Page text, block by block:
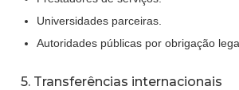
Universidades parceiras.
Autoridades públicas por obrigação
5. Transferências internacionais